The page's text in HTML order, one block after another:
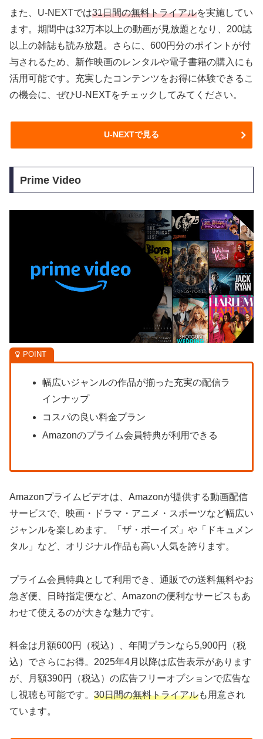
また、U-NEXTでは31日間の無料トライアルを実施してい
ます。期間中は32万本以上の動画が見放題となり、200誌
以上の雑誌も読み放題。さらに、600円分のポイントが付
与されるため、新作映画のレンタルや電子書籍の購入にも
活用可能です。充実したコンテンツをお得に体験できるこ
の機会に、ぜひU-NEXTをチェックしてみてください。
U-NEXTで見る
Prime Video
幅広いジャンルの作品が揃った充実の配信ラ
インナップ
コスパの良い料金プラン
Amazonのプライム会員特典が利用できる
Amazonプライムビデオは、Amazonが提供する動画配信
サービスで、映画・ドラマ・アニメ・スポーツなど幅広い
ジャンルを楽しめます。「ザ・ボーイズ」や「ドキュメン
タル」など、オリジナル作品も高い人気を誇ります。
プライム会員特典として利用でき、通販での送料無料やお
急ぎ便、日時指定便など、Amazonの便利なサービスもあ
わせて使えるのが大きな魅力です。
料金は月額600円（税込）、年間プランなら5,900円（税
込）でさらにお得。2025年4月以降は広告表示があります
が、月額390円（税込）の広告フリーオプションで広告な
し視聴も可能です。 30日間の無料トライアルも用意され
ています。